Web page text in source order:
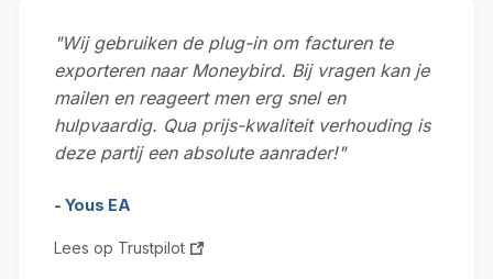
"Wij gebruiken de plug-in om facturen te
exporteren naar Moneybird. Bij vragen kan je
mailen en reageert men erg snel en
hulpvaardig. Qua prijs-kwaliteit verhouding is
deze partij een absolute aanrader!"
- Yous EA
Lees op Trustpilot